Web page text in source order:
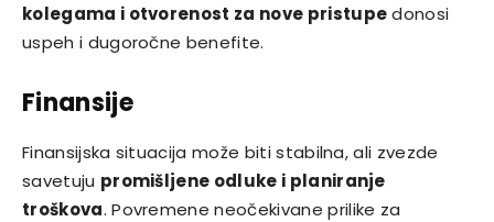
kolegama i otvorenost za nove pristupedonosi
uspeh i dugoročne benefite.
Finansije
Finansijska situacija može biti stabilna, ali zvezde
savetuju promišljene odluke i planiranje
troškova. Povremene neočekivane prilike za